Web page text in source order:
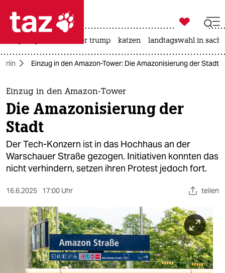
 taz zahl ich
taz zahl ich
themen
politik
öko
gesellschaft
sport
berlin

taz zahl ich
usa unter trump katzen landtagswahl in
Einzug in den Amazon-Tower: Die Amazonisierung der Stadt
Einzug in den Amazon-Tower
Die Amazonisierung der
Stadt
Der Tech-Konzern ist in das Hochhaus an der
Warschauer Straße gezogen. Initiativen konnten das
nicht verhindern, setzen ihren Protest jedoch fort.
16.6.2025 17:00 Uhr teilen